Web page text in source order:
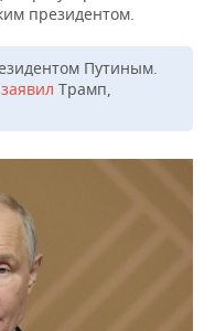
президентом.
Путиным.
заявил Трамп,